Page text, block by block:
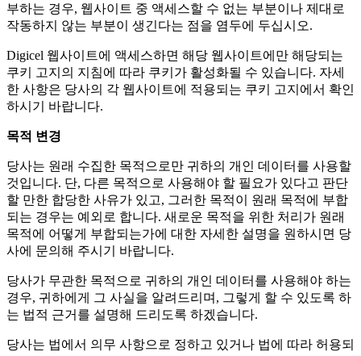
부하는 경우, 웹사이트 중 액세스할 수 없는 부분이나 제대로
작동하지 않는 부분이 생긴다는 점을 염두에 두십시오.
Digicel 웹사이트에 액세스하면 해당 웹사이트에만 해당되는
쿠키 고지의 지침에 따라 쿠키가 활성화될 수 있습니다. 자세
한 사항은 당사의 각 웹사이트에 적용되는 쿠키 고지에서 확인
하시기 바랍니다.
목적 변경
당사는 원래 수집한 목적으로만 귀하의 개인 데이터를 사용할
것입니다. 단, 다른 목적으로 사용해야 할 필요가 있다고 판단
할 만한 합당한 사유가 있고, 그러한 목적이 원래 목적에 부합
되는 경우는 예외로 합니다. 새로운 목적을 위한 처리가 원래
목적에 어떻게 부합되는가에 대한 자세한 설명을 원하시면 당
사에 문의해 주시기 바랍니다.
당사가 무관한 목적으로 귀하의 개인 데이터를 사용해야 하는
경우, 귀하에게 그 사실을 알려드리며, 그렇게 할 수 있도록 하
는 법적 근거를 설명해 드리도록 하겠습니다.
당사는 법에서 의무 사항으로 정하고 있거나 법에 따라 허용되